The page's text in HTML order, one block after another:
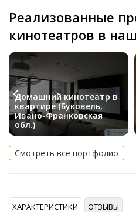
Реализованные
кинотеатров в
Домашний кинотеатр в
квартире (Буковель,
Ивано-Франковская
обл.)
Смотреть все портфолио
ХАРАКТЕРИСТИКИ ОТЗЫВЫ